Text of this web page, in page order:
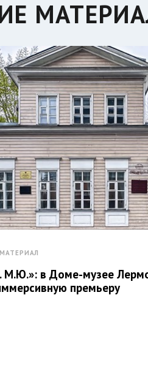
МАТЕРИАЛ
в Доме-музее
премьеру